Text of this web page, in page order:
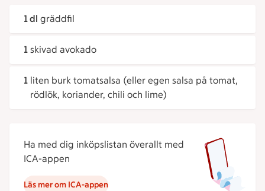
1 dl gräddfil
1 skivad avokado
1 liten burk tomatsalsa (eller egen salsa på tomat,
rödlök, koriander, chili och lime)
Ha med dig inköpslistan överallt med
ICA-appen
Läs mer om ICA-appen